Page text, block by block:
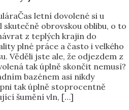
letní dovolené si u
skutečně obrovskou oblibu, o to
z teplých krajin do
plné práce a často i velkého
Věděli jste ale, že odjezdem z
tak úplně skončit nemusí?
bazénem asi nikdy
tak úplně stoprocentně
šumění vln, […]